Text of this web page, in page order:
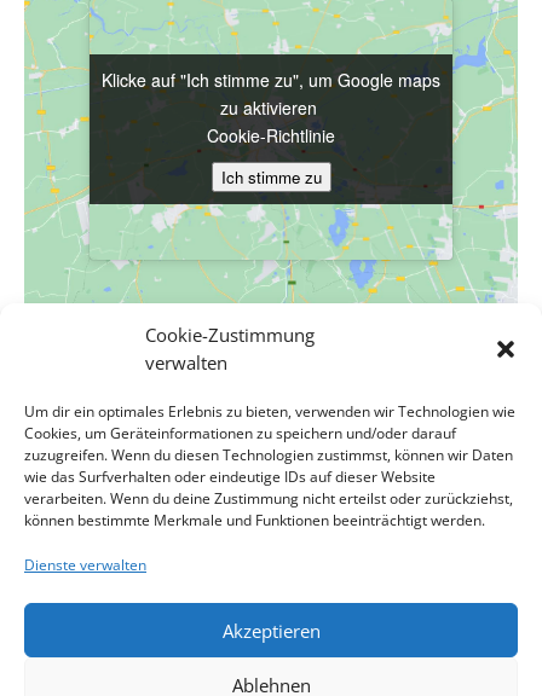
Cookie-Zustimmung
verwalten
Um dir ein optimales Erlebnis zu bieten, verwenden wir Technologien wie
Cookies, um Geräteinformationen zu speichern und/oder darauf
zuzugreifen. Wenn du diesen Technologien zustimmst, können wir Daten
wie das Surfverhalten oder eindeutige IDs auf dieser Website
verarbeiten. Wenn du deine Zustimmung nicht erteilst oder zurückziehst,
können bestimmte Merkmale und Funktionen beeinträchtigt werden.
Dienste verwalten
Akzeptieren
Ablehnen
VERANSTALTUNGSORT
Cumberlandstraße 48
Wien, Wien 1140 Österreich Google Karte anzeigen
Klicke auf "Ich stimme zu", um Google maps
zu aktivieren
Cookie-Richtlinie
Ich stimme zu
Klicke auf "Ich stimme zu", um Google maps
zu aktivieren
Cookie-Richtlinie
Ich stimme zu
Taizé-Gottesdienst zum 4.
Angelika Reichl
Abendmahlsgottesdienst zum 6.
Kontakt